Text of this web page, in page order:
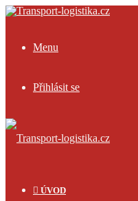
Menu
Přihlásit se
ÚVOD